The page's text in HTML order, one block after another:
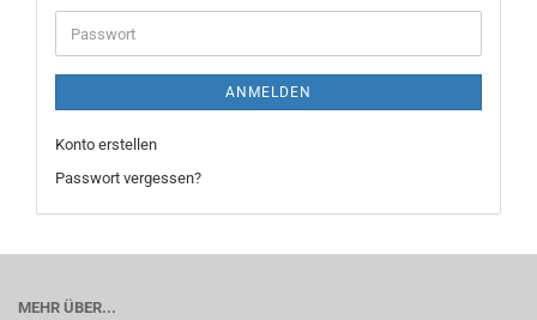
Adresse
Passwort
ANMELDEN
Konto erstellen
Passwort vergessen?
MEHR ÜBER...